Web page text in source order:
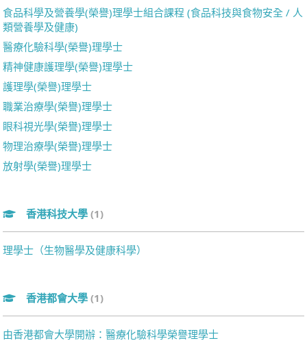
食品科學及營養學(榮譽)理學士組合課程 (食品科技與食物安全 / 人
類營養學及健康)
醫療化驗科學(榮譽)理學士
精神健康護理學(榮譽)理學士
護理學(榮譽)理學士
職業治療學(榮譽)理學士
眼科視光學(榮譽)理學士
物理治療學(榮譽)理學士
放射學(榮譽)理學士
香港科技大學 (1)
理學士（生物醫學及健康科學）
香港都會大學 (1)
由香港都會大學開辦：醫療化驗科學榮譽理學士